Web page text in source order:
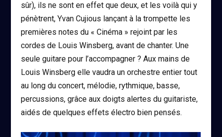
sûr), ils ne sont en effet que deux, et les voilà qui y
pénètrent, Yvan Cujious lançant à la trompette les
premières notes du « Cinéma » rejoint par les
cordes de Louis Winsberg, avant de chanter. Une
seule guitare pour l’accompagner ? Aux mains de
Louis Winsberg elle vaudra un orchestre entier tout
au long du concert, mélodie, rythmique, basse,
percussions, grâce aux doigts alertes du guitariste,
aidés de quelques effets électro bien pensés.